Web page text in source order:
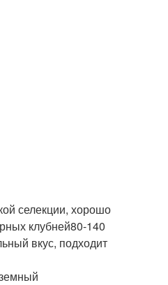
селекции, хорошо
клубней80-140
вкус, подходит